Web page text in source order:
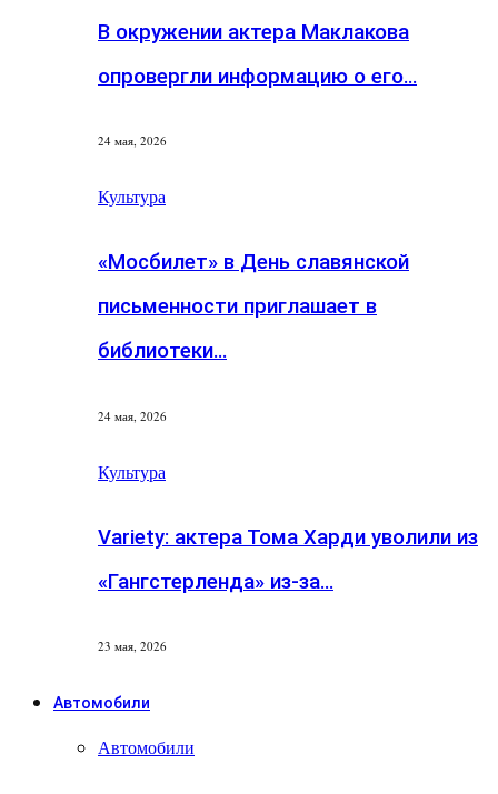
В окружении актера Маклакова
опровергли информацию о его…
24 мая, 2026
Культура
«Мосбилет» в День славянской
письменности приглашает в
библиотеки…
24 мая, 2026
Культура
Variety: актера Тома Харди уволили из
«Гангстерленда» из-за…
23 мая, 2026
Автомобили
Автомобили